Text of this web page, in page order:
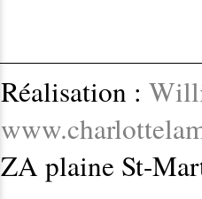
Réalisation :
ZA plaine St-